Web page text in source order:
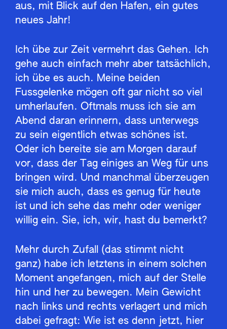
aus, mit Blick auf den Hafen, ein gutes
neues Jahr!
Ich übe zur Zeit vermehrt das Gehen. Ich
gehe auch einfach mehr aber tatsächlich,
ich übe es auch. Meine beiden
Fussgelenke mögen oft gar nicht so viel
umherlaufen. Oftmals muss ich sie am
Abend daran erinnern, dass unterwegs
zu sein eigentlich etwas schönes ist.
Oder ich bereite sie am Morgen darauf
vor, dass der Tag einiges an Weg für uns
bringen wird. Und manchmal überzeugen
sie mich auch, dass es genug für heute
ist und ich sehe das mehr oder weniger
willig ein. Sie, ich, wir, hast du bemerkt?
Mehr durch Zufall (das stimmt nicht
ganz) habe ich letztens in einem solchen
Moment angefangen, mich auf der Stelle
hin und her zu bewegen. Mein Gewicht
nach links und rechts verlagert und mich
dabei gefragt: Wie ist es denn jetzt, hier